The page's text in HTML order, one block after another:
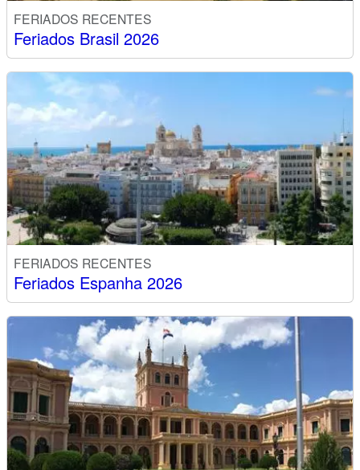
FERIADOS RECENTES
Feriados Brasil 2026
FERIADOS RECENTES
Feriados Espanha 2026